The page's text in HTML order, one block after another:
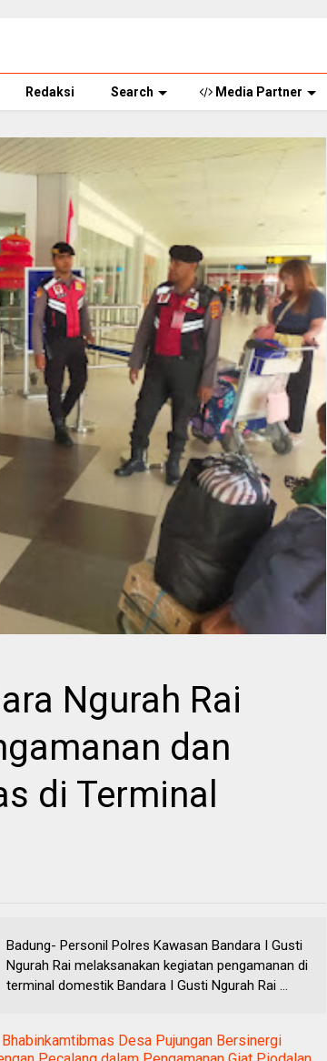
Redaksi Search Media Partner
Ngurah Rai
dan
di Terminal
Badung- Personil Polres Kawasan Bandara I Gusti
Ngurah Rai melaksanakan kegiatan pengamanan di
terminal domestik Bandara I Gusti Ngurah Rai ...
Bhabinkamtibmas Desa Pujungan Bersinergi